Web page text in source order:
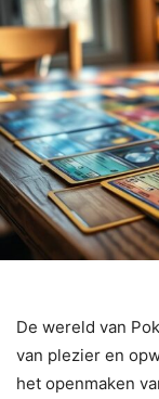
De wereld van
van plezier en
het openmaken